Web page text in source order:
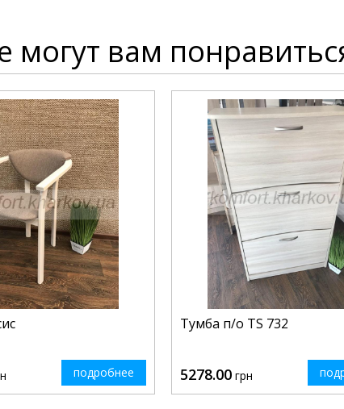
могут вам
подробнее
Тумба п/о TS 732
5278.00 грн